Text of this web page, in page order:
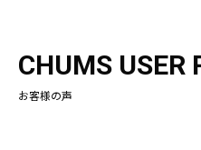
CHUMS USER
お客様の声